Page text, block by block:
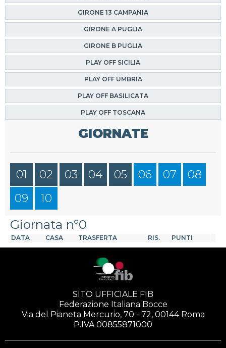
GIRONE 13 CAMPANIA
GIRONE A PUGLIA
GIRONE B PUGLIA
PLAY OFF SICILIA
PLAY OFF UMBRIA
PLAY OFF BASILICATA
PLAY OFF TOSCANA
GIORNATE
01 02 03 04 05 06 07
08
09
10
Giornata n°0
DATA CASA TRASFERTA RIS. PUNTI
SITO UFFICIALE FIB
Federazione Italiana Bocce
Via del Pianeta Mercurio, 70 - 72, 00144 Roma
P.IVA 00855871000